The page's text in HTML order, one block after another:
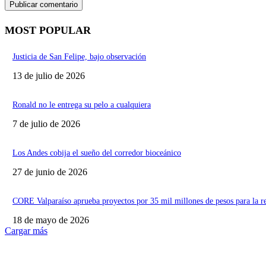
MOST POPULAR
Justicia de San Felipe, bajo observación
13 de julio de 2026
Ronald no le entrega su pelo a cualquiera
7 de julio de 2026
Los Andes cobija el sueño del corredor bioceánico
27 de junio de 2026
CORE Valparaíso aprueba proyectos por 35 mil millones de pesos para la
18 de mayo de 2026
Cargar más